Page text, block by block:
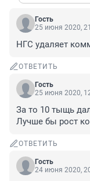
Гость
25 июня 2020,
НГС удаляет
ОТВЕТИТЬ
Гость
25 июня 2020,
За то 10 тыщь
Лучше бы рост
ОТВЕТИТЬ
Гость
24 июня 2020,